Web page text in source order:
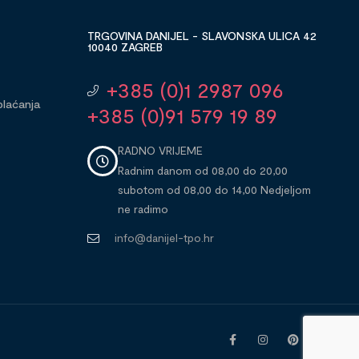
TRGOVINA DANIJEL - SLAVONSKA ULICA 42
10040 ZAGREB
+385 (0)1 2987 096
+385 (0)91 579 19 89
RADNO VRIJEME
Radnim danom od 08,00 do 20,00
subotom od 08,00 do 14,00 Nedjeljom
ne radimo
info@danijel-tpo.hr